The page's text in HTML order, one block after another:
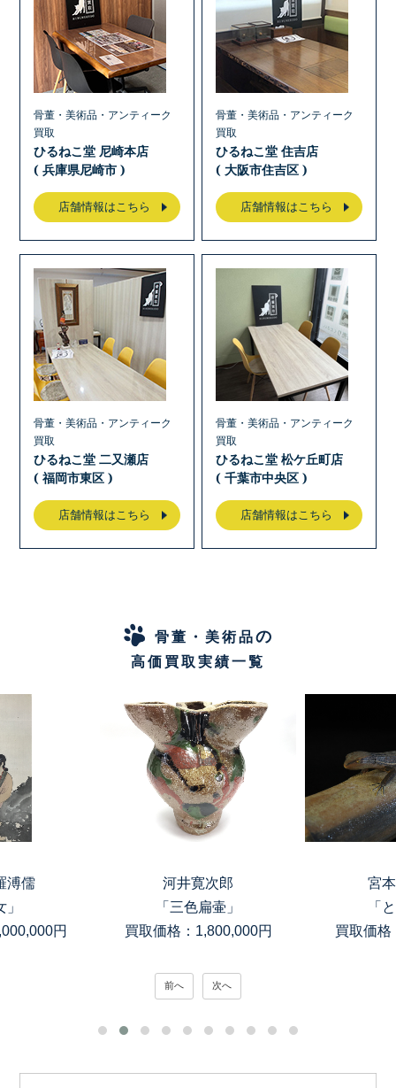
骨董・美術品・アンティーク
買取
ひるねこ堂 尼崎本店
( 兵庫県尼崎市 )
店舗情報はこちら
骨董・美術品・アンティーク
買取
ひるねこ堂 住吉店
( 大阪市住吉区 )
店舗情報はこちら
骨董・美術品・アンティーク
買取
ひるねこ堂 二又瀬店
( 福岡市東区 )
店舗情報はこちら
骨董・美術品・アンティーク
買取
ひるねこ堂 松ケ丘町店
( 千葉市中央区 )
店舗情報はこちら
骨董・美術品の
高価買取実績一覧
溥儒
円
河井寛次郎
「三色扁壷」
買取価格：1,800,000円
宮
「
買取価格
前へ 次へ